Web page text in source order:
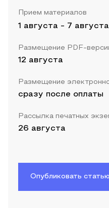
Прием материалов
1 августа - 7 августа
Размещение PDF-
12 августа
Размещение
сразу после оплаты
Рассылка печатных
26 августа
Опубликовать статью